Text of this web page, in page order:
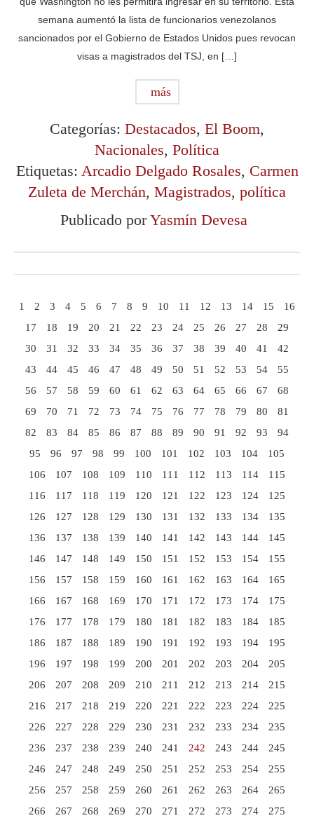
semana aumentó la lista de funcionarios venezolanos
sancionados por el Gobierno de Estados Unidos pues revocan
visas a magistrados del TSJ, en […]
más
Categorías: Destacados, El Boom,
Nacionales, Política
Etiquetas: Arcadio Delgado Rosales, Carmen
Zuleta de Merchán, Magistrados, política
Publicado porYasmín Devesa
1 2 3 4 5 6 7 8 9 10 11 12 13 14 15
16
17
18 19 20 21 22 23 24 25 26 27 28
29
30
31 32 33 34 35 36 37 38 39 40 41
42
43
44 45 46 47 48 49 50 51 52 53 54
55
56
57 58 59 60 61 62 63 64 65 66 67
68
69
70 71 72 73 74 75 76 77 78 79 80
81
82
83 84 85 86 87 88 89 90 91 92 93
94
95
96 97 98 99 100 101 102 103 104
105
106
107 108 109 110 111 112 113 114
115
116
117 118 119 120 121 122 123 124
125
126
127 128 129 130 131 132 133 134
135
136
137 138 139 140 141 142 143 144
145
146
147 148 149 150 151 152 153 154
155
156
157 158 159 160 161 162 163 164
165
166
167 168 169 170 171 172 173 174
175
176
177 178 179 180 181 182 183 184
185
186
187 188 189 190 191 192 193 194
195
196
197 198 199 200 201 202 203 204
205
206
207 208 209 210 211 212 213 214
215
216
217 218 219 220 221 222 223 224
225
226
227 228 229 230 231 232 233 234
235
236
237 238 239 240 241 242 243 244
245
246
247 248 249 250 251 252 253 254
255
256
257 258 259 260 261 262 263 264
265
266
267 268 269 270 271 272 273 274
275